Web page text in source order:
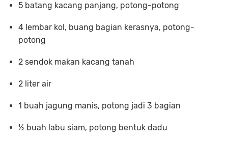
5 batang kacang panjang, potong-potong
4 lembar kol, buang bagian kerasnya, potong-
potong
2 sendok makan kacang tanah
2 liter air
1 buah jagung manis, potong jadi 3 bagian
½ buah labu siam, potong bentuk dadu